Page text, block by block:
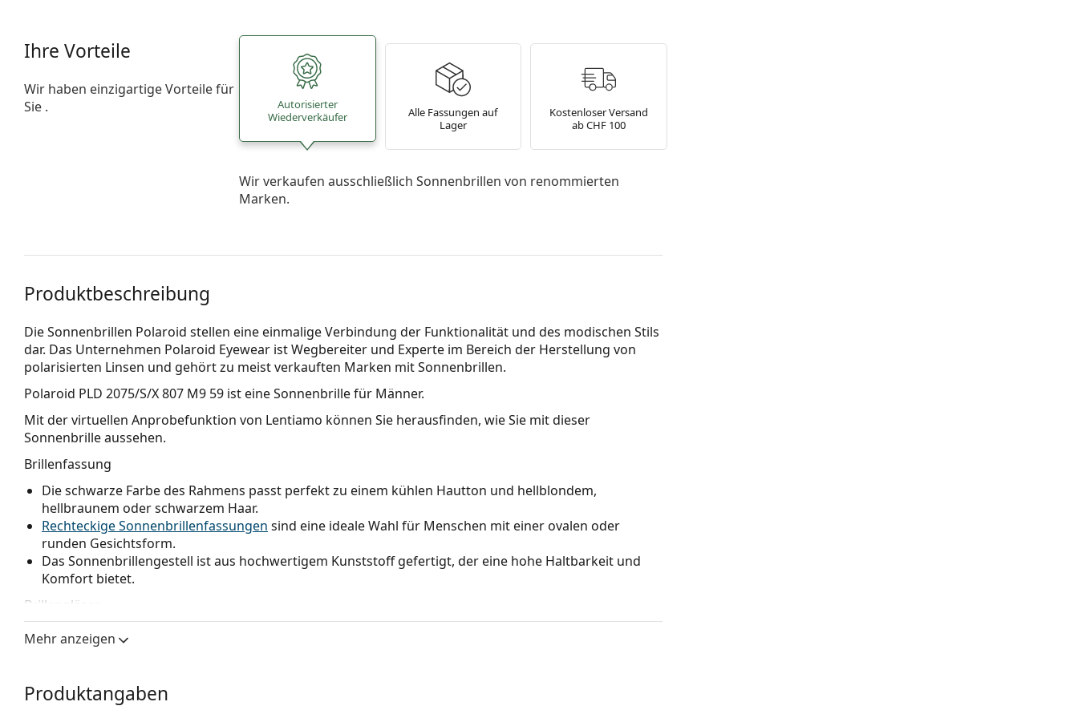
Ihre Vorteile
Wir haben einzigartige Vorteile für
Sie .
Autorisierter
Wiederverkäufer
Alle Fassungen auf
Lager
Kostenloser Versand
ab CHF 100
Wir verkaufen ausschließlich Sonnenbrillen von renommierten
Marken.
Produktbeschreibung
Die Sonnenbrillen Polaroid stellen eine einmalige Verbindung der Funktionalität und des modischen Stils
dar. Das Unternehmen Polaroid Eyewear ist Wegbereiter und Experte im Bereich der Herstellung von
polarisierten Linsen und gehört zu meist verkauften Marken mit Sonnenbrillen.
Polaroid PLD 2075/S/X 807 M9 59 ist eine Sonnenbrille für Männer.
Mit der virtuellen Anprobefunktion von Lentiamo können Sie herausfinden, wie Sie mit dieser
Sonnenbrille aussehen.
Brillenfassung
Die schwarze Farbe des Rahmens passt perfekt zu einem kühlen Hautton und hellblondem,
hellbraunem oder schwarzem Haar.
Rechteckige Sonnenbrillenfassungen sind eine ideale Wahl für Menschen mit einer ovalen oder
runden Gesichtsform.
Das Sonnenbrillengestell ist aus hochwertigem Kunststoff gefertigt, der eine hohe Haltbarkeit und
Komfort bietet.
Brillengläser
Die grauen Gläser reduzieren die Intensität des Lichts, ohne den Kontrast zu beeinträchtigen oder die
Farben zu verfälschen.
ihrer Rissbeständigkeit liegen.
Dank der einzigartigen Technologie
Mehr anzeigen
Produktangaben